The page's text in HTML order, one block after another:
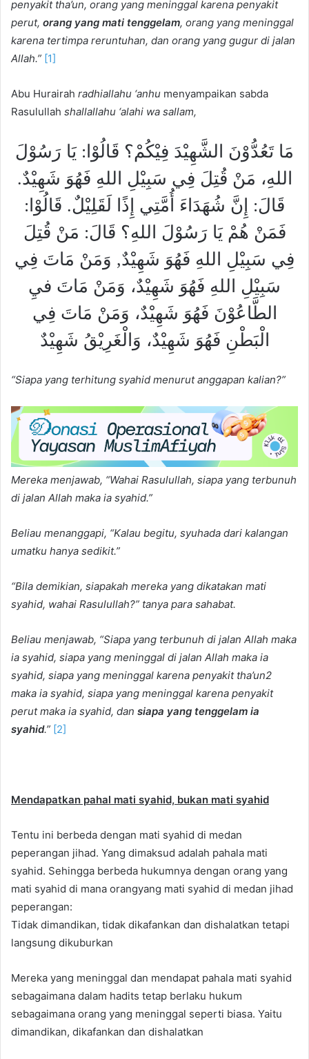
penyakit tha’un, orang yang meninggal karena penyakit
perut, orang yang mati tenggelam, orang yang meninggal
karena tertimpa reruntuhan, dan orang yang gugur di jalan
Allah.” [1]
Abu Hurairah radhiallahu ‘anhu menyampaikan sabda
Rasulullah shallallahu ‘alahi wa sallam,
مَا تَعُدُّوْنَ الشَّهِيْدَ فِيْكُمْ؟ قَالُوْا: يَا رَسُوْلَ
اللهِ، مَنْ قُتِلَ فِي سَبِيْلِ اللهِ فَهُوَ شَهِيْدٌ.
قَالَ: إِنَّ شُهَدَاءَ أُمَّتِي إِذًا لَقَلِيْلٌ. قَالُوْا:
فَمَنْ هُمْ يَا رَسُوْلَ اللهِ؟ قَالَ: مَنْ قُتِلَ
فِي سَبِيْلِ اللهِ فَهُوَ شَهِيْدٌ, وَمَنْ مَاتَ فِي
سَبِيْلِ اللهِ فَهُوَ شَهِيْدٌ، وَمَنْ مَاتَ فيِ
الطَّاعُوْنَ فَهُوَ شَهِيْدٌ، وَمَنْ مَاتَ فِي
الْبَطْنِ فَهُوَ شَهِيْدٌ، وَالْغَرِيْقُ شَهِيْدٌ
“Siapa yang terhitung syahid menurut anggapan kalian?”
Mereka menjawab, “Wahai Rasulullah, siapa yang terbunuh
di jalan Allah maka ia syahid.”
Beliau menanggapi, “Kalau begitu, syuhada dari kalangan
umatku hanya sedikit.”
“Bila demikian, siapakah mereka yang dikatakan mati
syahid, wahai Rasulullah?” tanya para sahabat.
Beliau menjawab, “Siapa yang terbunuh di jalan Allah maka
ia syahid, siapa yang meninggal di jalan Allah maka ia
syahid, siapa yang meninggal karena penyakit tha’un2
maka ia syahid, siapa yang meninggal karena penyakit
perut maka ia syahid, dan siapa yang tenggelam ia
syahid.” [2]
Mendapatkan pahal mati syahid, bukan mati syahid
Tentu ini berbeda dengan mati syahid di medan
peperangan jihad. Yang dimaksud adalah pahala mati
syahid. Sehingga berbeda hukumnya dengan orang yang
mati syahid di mana orangyang mati syahid di medan jihad
peperangan:
Tidak dimandikan, tidak dikafankan dan dishalatkan tetapi
langsung dikuburkan
Mereka yang meninggal dan mendapat pahala mati syahid
sebagaimana dalam hadits tetap berlaku hukum
sebagaimana orang yang meninggal seperti biasa. Yaitu
dimandikan, dikafankan dan dishalatkan